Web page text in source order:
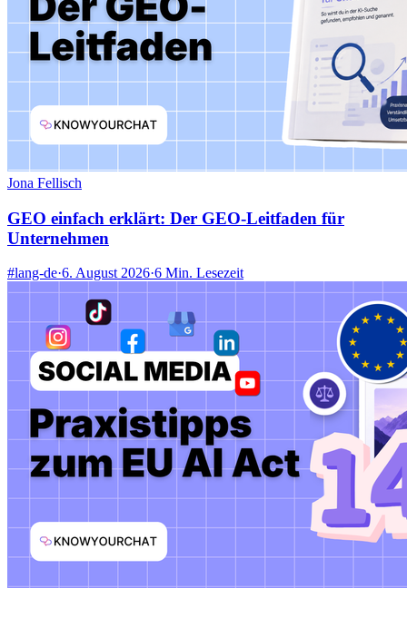
Jona Fellisch
GEO einfach erklärt: Der GEO-Leitfaden für
Unternehmen
#lang-de·6. August 2026·6 Min. Lesezeit